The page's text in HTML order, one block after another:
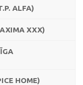
ALFA)
XXX)
HOME)